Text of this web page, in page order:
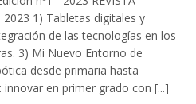
2023 1) Tabletas digitales y
de las tecnologías en los
3) Mi Nuevo Entorno de
desde primaria hasta
en primer grado con [...]